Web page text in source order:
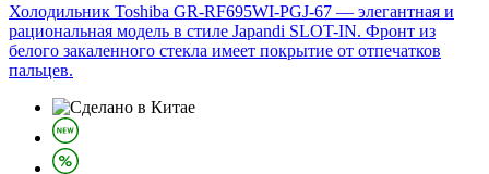
Холодильник Toshiba GR-RF695WI-PGJ-67 — элегантная и
рациональная модель в стиле Japandi SLOT-IN. Фронт из
белого закаленного стекла имеет покрытие от отпечатков
пальцев.